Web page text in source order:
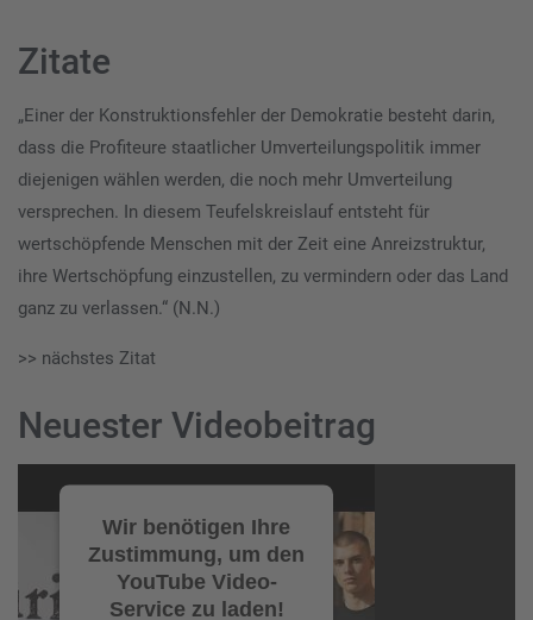
Zitate
„Einer der Konstruktionsfehler der Demokratie besteht darin,
dass die Profiteure staatlicher Umverteilungspolitik immer
diejenigen wählen werden, die noch mehr Umverteilung
versprechen. In diesem Teufelskreislauf entsteht für
wertschöpfende Menschen mit der Zeit eine Anreizstruktur,
ihre Wertschöpfung einzustellen, zu vermindern oder das Land
ganz zu verlassen.“ (N.N.)
>> nächstes Zitat
Neuester Videobeitrag
Player
Wir benötigen Ihre
Zustimmung, um den
YouTube Video-
Service zu laden!